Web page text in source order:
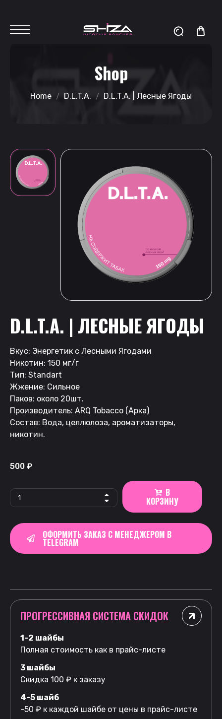
Shop
Home D.L.T.A. D.L.T.A. | Лесные Ягоды
D.L.T.A. | ЛЕСНЫЕ ЯГОДЫ
Вкус: Энергетик с Лесными Ягодами
Никотин: 150 мг/г
Тип: Standart
Жжение: Сильное
Паков: около 20шт.
Производитель: ARQ Tobacco (Арка)
Состав: Вода, целлюлоза, ароматизаторы,
никотин.
500 ₽
В
КОРЗИНУ
ОФОРМИТЬ ЗАКАЗ С МЕНЕДЖЕРОМ В
TELEGRAM
ПРОГРЕССИВНАЯ СИСТЕМА СКИДОК
1-2 шайбы
Полная стоимость как в прайс-листе
3 шайбы
Скидка 100 ₽ к заказу
4-5 шайб
-50 ₽ к каждой шайбе от цены в прайс-листе